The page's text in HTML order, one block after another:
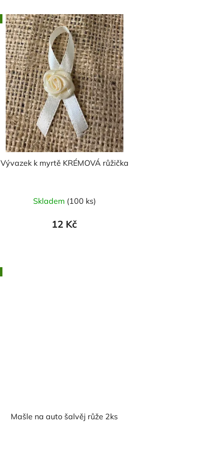
Vývazek k myrtě KRÉMOVÁ růžička
Skladem (100 ks)
12 Kč
Mašle na auto šalvěj růže 2ks